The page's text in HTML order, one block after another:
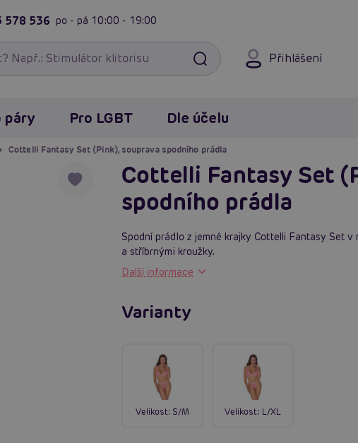
578 536 po - pá 10:00 - 19:00
Přihlášení
páry Pro LGBT Dle účelu
Cottelli Fantasy Set (Pink), souprava spodního prádla
Cottelli Fantasy Set
spodního prádla
Spodní prádlo z jemné krajky Cottelli Fantasy Set
a stříbrnými kroužky.
Další informace
Varianty
Velikost: S/M Velikost: L/XL